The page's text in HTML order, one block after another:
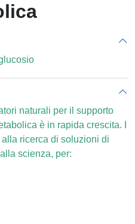
naturali per il supporto
è in rapida crescita. I
ricerca di soluzioni di
scienza, per: